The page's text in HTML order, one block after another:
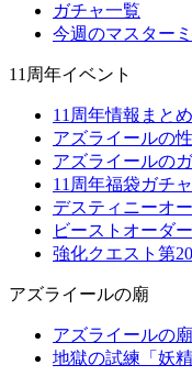
ガチャ一覧
今週のマスター
11周年イベント
11周年情報まとめ
アズライールの
アズライールの
11周年福袋ガチャ
デスティニーオ
ビーストオーダ
強化クエスト第
アズライールの廟
アズライールの
地獄の試練「妖